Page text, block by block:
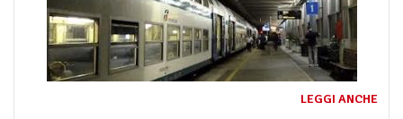
LEGGI ANCHE